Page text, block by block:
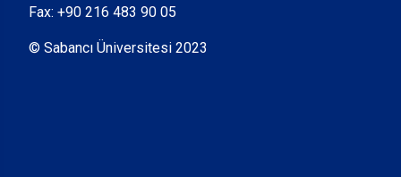
Fax: +90 216 483 90 05
© Sabancı Üniversitesi 2023